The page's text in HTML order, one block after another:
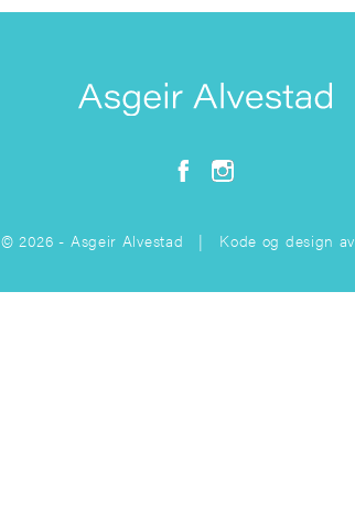
© 2026 - Asgeir Alvestad | Kode og design av